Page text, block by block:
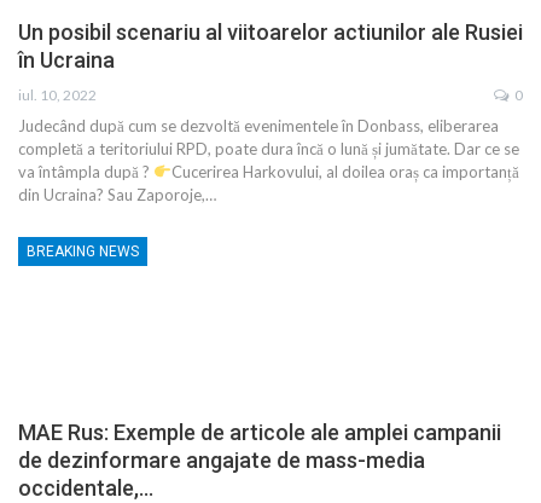
Un posibil scenariu al viitoarelor actiunilor ale Rusiei
în Ucraina
iul. 10, 2022 0
Judecând după cum se dezvoltă evenimentele în Donbass, eliberarea
completă a teritoriului RPD, poate dura încă o lună și jumătate. Dar ce se
va întâmpla după ?
Cucerirea Harkovului, al doilea oraș ca importanță
din Ucraina? Sau Zaporoje,…
BREAKING NEWS
MAE Rus: Exemple de articole ale amplei campanii
de dezinformare angajate de mass-media
occidentale,…